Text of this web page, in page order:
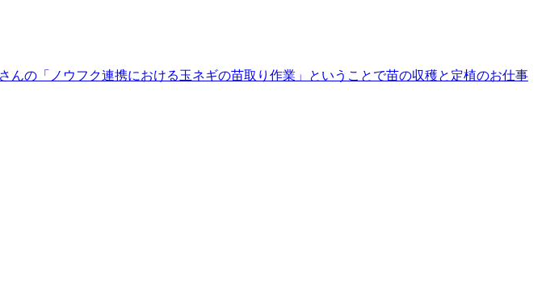
の「ノウフク連携における玉ネギの苗取り作業」ということで苗の収穫と定植のお仕事